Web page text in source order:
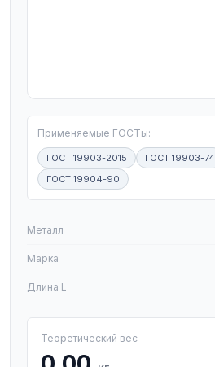
Применяемые ГОСТы:
ГОСТ 19903-2015 ГОСТ 19903-74
ГОСТ 19904-90
Металл
Марка
Длина L
Теоретический вес